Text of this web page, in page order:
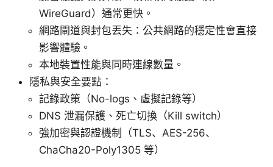
WireGuard）通常更快。
網路閘道與封包丟失：公共網路的穩定性會直接
影響體驗。
本地裝置性能與同時連線數量。
隱私與安全要點：
記錄政策（No-logs、虛擬記錄等）
DNS 泄漏保護、死亡切換（Kill switch）
強加密與認證機制（TLS、AES-256、
ChaCha20-Poly1305 等）